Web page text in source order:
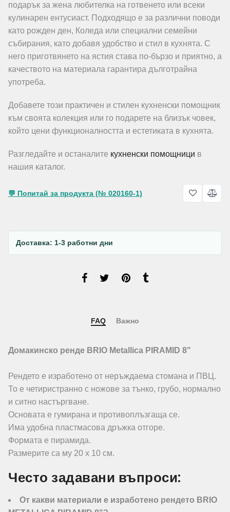
подарък за жена любителка на готвенето или всеки
кулинарен ентусиаст. Подходящо е за различни поводи
като рожден ден, Коледа или специални семейни
събирания, като добавя удобство и стил в кухнята. С
него приготвянето на ястия става по-бързо и приятно, а
качеството на материала гарантира дълготрайна
употреба.
Добавете този практичен и стилен кухненски помощник
към своята колекция или го подарете на близък човек,
който цени функционалността и естетиката в кухнята.
Разгледайте и останалите кухненски помощници в
нашия каталог.
💬 Попитай за продукта (№ 020160-1)
Доставка: 1-3 работни дни
FAQ Важно
Домакинско ренде BRIO Metallica PIRAMID 8"
Рендето е изработено от неръждаема стомана и ПВЦ.
То е четиристранно с ножове за тънко, грубо, нормално
и ситно настъргване.
Основата е гумирана и противоплъзгаща се.
Има удобна пластмасова дръжка отгоре.
Формата е пирамида.
Размерите са му 20 х 10 см.
Често задавани въпроси:
От какви материали е изработено рендето BRIO